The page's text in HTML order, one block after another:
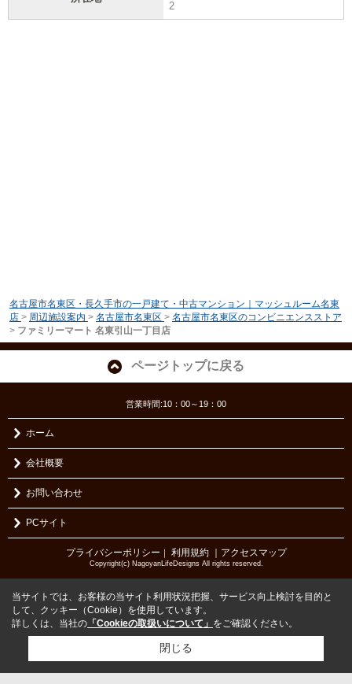
2
名古屋市名東区・長久手市の一戸建て・中古マンション｜マッシュルーム名東
店 > 周辺施設案内 > 名古屋市名東区 > 名古屋市名東区のコンビニエンスストア
> ファミリーマート 名東引山一丁目店
ページトップに戻る
営業時間:10：00～19：00
ホーム
会社概要
お問い合わせ
PCサイト
プライバシーポリシー ｜ 利用規約 ｜アクセスマップ
Copyright(c) NagoyanLifeDesigns All rights reserved.
当サイトでは、お客様の当サイト利用状況把握、サービス向上検討を目的と
して、クッキー（Cookie）を使用しています。
詳しくは、当社の 「Cookieの取扱いについて」 をご確認ください。
閉じる